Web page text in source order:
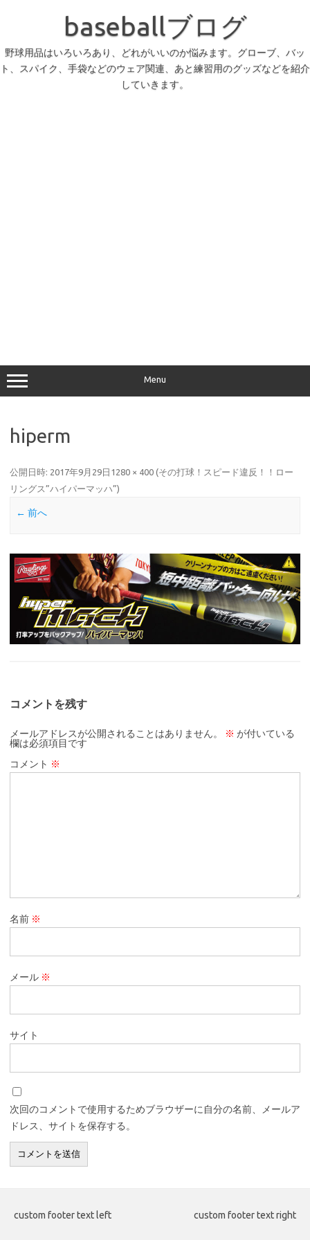
へ
キ
baseballブログ
野球用品はいろいろあり、どれがいいのか悩みます。グローブ、バッ
ト、スパイク、手袋などのウェア関連、あと練習用のグッズなどを紹介
していきます。
Menu
hiperm
公開日時: 2017年9月29日 1280 × 400 (その打球！スピード違反！！ロー
リングス”ハイパーマッハ”)
← 前へ
コメントを残す
メールアドレスが公開されることはありません。 ※ が付いている
欄は必須項目です
コメント ※
名前 ※
メール ※
サイト
次回のコメントで使用するためブラウザーに自分の名前、メールア
ドレス、サイトを保存する。
custom footer text left custom footer text right